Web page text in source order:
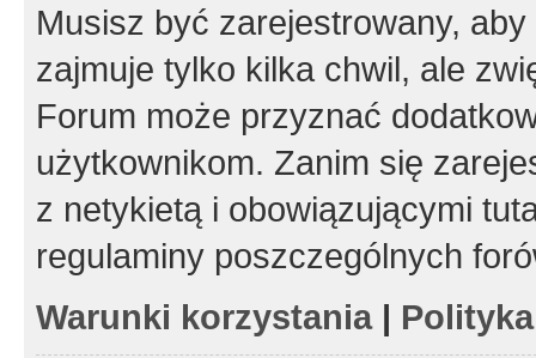
Musisz być zarejestrowany,
zajmuje tylko kilka chwil, ale
Forum może przyznać
użytkownikom. Zanim się
z netykietą i obowiązującymi
regulaminy poszczególnych
Warunki korzystania|